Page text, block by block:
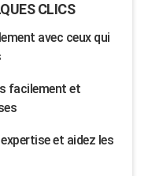
CLICS
avec ceux qui
facilement et
et aidez les